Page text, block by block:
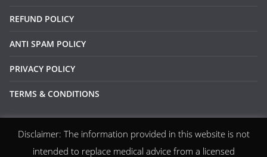
REFUND POLICY
ANTI SPAM POLICY
PRIVACY POLICY
TERMS & CONDITIONS
Copyright © 2026EZDiscounter. All rights reserved.
Disclaimer: The information provided in this website is not
intended to replace medical advice from a licensed